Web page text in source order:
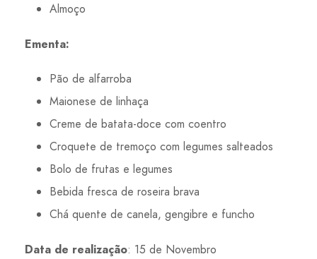
Almoço
Ementa:
Pão de alfarroba
Maionese de linhaça
Creme de batata-doce com coentro
Croquete de tremoço com legumes salteados
Bolo de frutas e legumes
Bebida fresca de roseira brava
Chá quente de canela, gengibre e funcho
Data de realização: 15 de Novembro